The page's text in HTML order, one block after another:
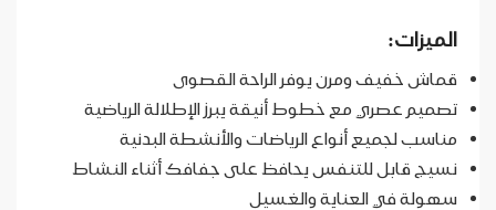
الميزات:
قماش خفيف ومرن يوفر الراحة القصوى
تصميم عصري مع خطوط أنيقة يبرز الإطلالة الرياضية
مناسب لجميع أنواع الرياضات والأنشطة البدنية
نسيج قابل للتنفس يحافظ على جفافك أثناء النشاط
سهولة في العناية والغسيل